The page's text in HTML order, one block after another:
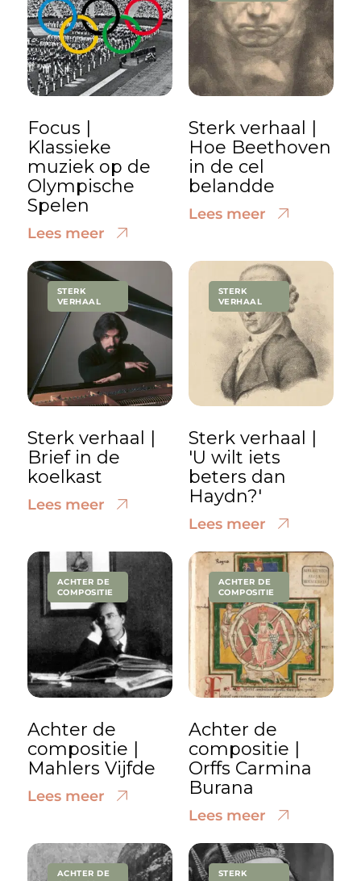
Focus |
Klassieke
muziek op de
Olympische
Spelen
Lees meer
Sterk verhaal |
Hoe Beethoven
in de cel
belandde
Lees meer
STERK
VERHAAL
Sterk verhaal |
Brief in de
koelkast
Lees meer
STERK
VERHAAL
Sterk verhaal |
'U wilt iets
beters dan
Haydn?'
Lees meer
ACHTER DE
COMPOSITIE
Achter de
compositie |
Mahlers Vijfde
Lees meer
ACHTER DE
COMPOSITIE
Achter de
compositie |
Orffs Carmina
Burana
Lees meer
ACHTER DE
STERK